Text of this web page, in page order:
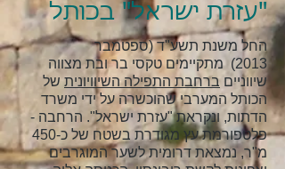
"עזרת ישראל" בכותל
החל משנת תשע"ד (ספטמבר
2013) מתקיימים טקסי בר ובת מצווה
שיווניים ברחבת התפילה השיוויונית של
הכותל המערבי שהוכשרה על ידי משרד
הדתות, ונקראת "עזרת ישראל". הרחבה -
פלטפורמת עץ מגודרת בשטח של כ-450
מ"ר, נמצאת דרומית לשער המוגרבים